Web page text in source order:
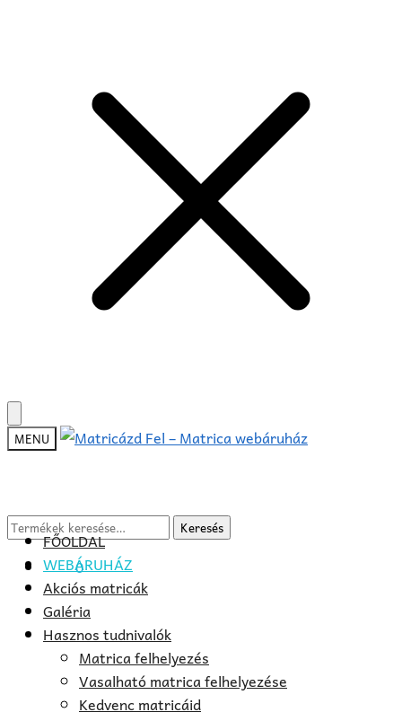
Skip
to
navigation
Skip
to
content
MENU
Keresés
következőre:
Keresés
0Ft0
FŐOLDAL
WEBÁRUHÁZ
Akciós matricák
Galéria
Hasznos tudnivalók
Matrica felhelyezés
Vasalható matrica felhelyezése
Kedvenc matricáid